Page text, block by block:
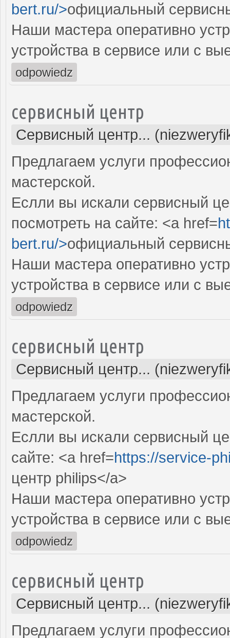
bert.ru/>официальный
Наши мастера оперативно
устройства в сервисе или с
odpowiedz
сервисный центр
Сервисный центр...
Предлагаем услуги
мастерской.
Еслли вы искали сервисный
посмотреть на сайте: <a href=
bert.ru/>официальный
Наши мастера оперативно
устройства в сервисе или с
odpowiedz
сервисный центр
Сервисный центр...
Предлагаем услуги
мастерской.
Еслли вы искали сервисный
сайте: <a href=https://service-
центр philips</a>
Наши мастера оперативно
устройства в сервисе или с
odpowiedz
сервисный центр
Сервисный центр...
Предлагаем услуги